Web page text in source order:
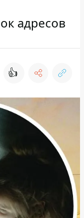
адресов
👍